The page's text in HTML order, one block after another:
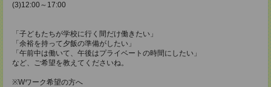
(3)12:00～17:00
「子どもたちが学校に行く間だけ働きたい」
「余裕を持って夕飯の準備がしたい」
「午前中は働いて、午後はプライベートの時間にしたい」
など、ご希望を教えてくださいね。
※Wワーク希望の方へ